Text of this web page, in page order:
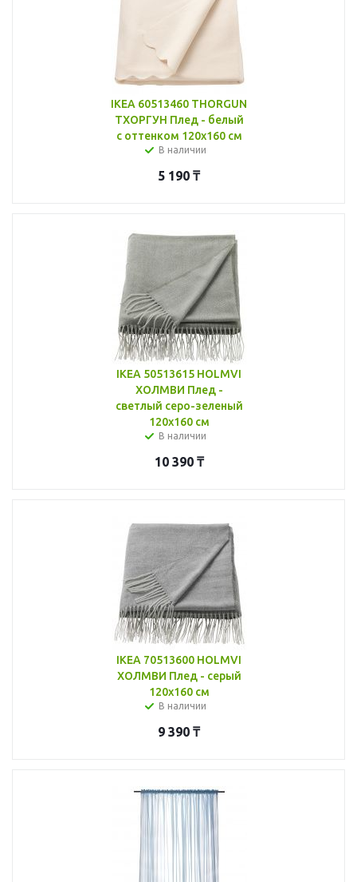
IKEA 60513460 THORGUN
ТХОРГУН Плед - белый
с оттенком 120x160 см
В наличии
5 190 ₸
IKEA 50513615 HOLMVI
ХОЛМВИ Плед -
светлый серо-зеленый
120x160 см
В наличии
10 390₸
IKEA 70513600 HOLMVI
ХОЛМВИ Плед - серый
120x160 см
В наличии
9 390 ₸